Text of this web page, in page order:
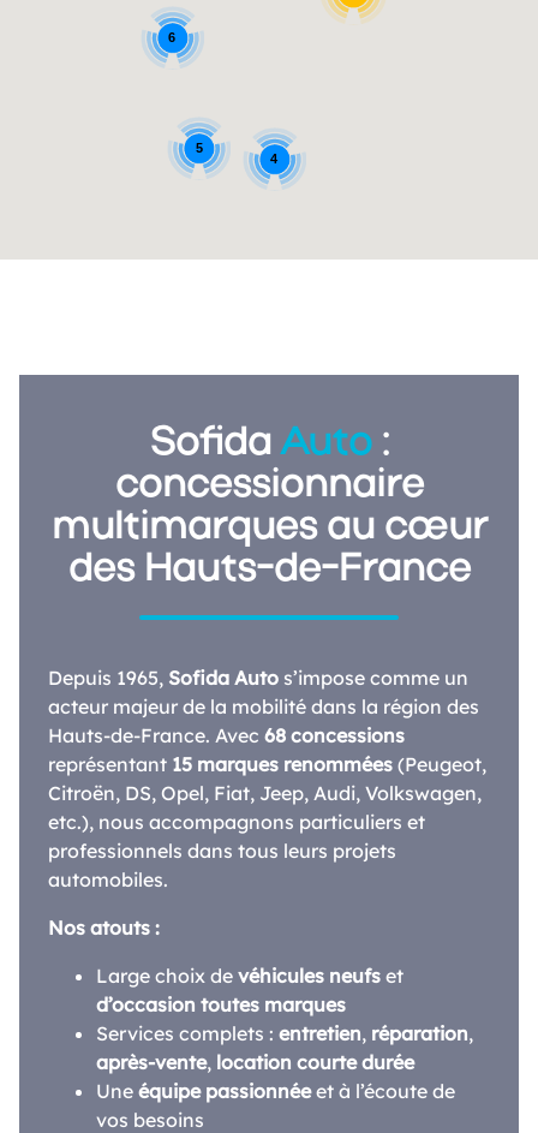
6
4
5
SofidaAuto:
concessionnaire
multimarques au cœur
des Hauts-de-France
Depuis 1965, Sofida Auto s’impose comme un
acteur majeur de la mobilité dans la région des
Hauts-de-France. Avec 68 concessions
représentant 15 marques renommées (Peugeot,
Citroën, DS, Opel, Fiat, Jeep, Audi, Volkswagen,
etc.), nous accompagnons particuliers et
professionnels dans tous leurs projets
automobiles.
Nos atouts :
Large choix de véhicules neufs et
d’occasion toutes marques
Services complets : entretien, réparation,
après-vente, location courte durée
Une équipe passionnéeet à l’écoute de
vos besoins